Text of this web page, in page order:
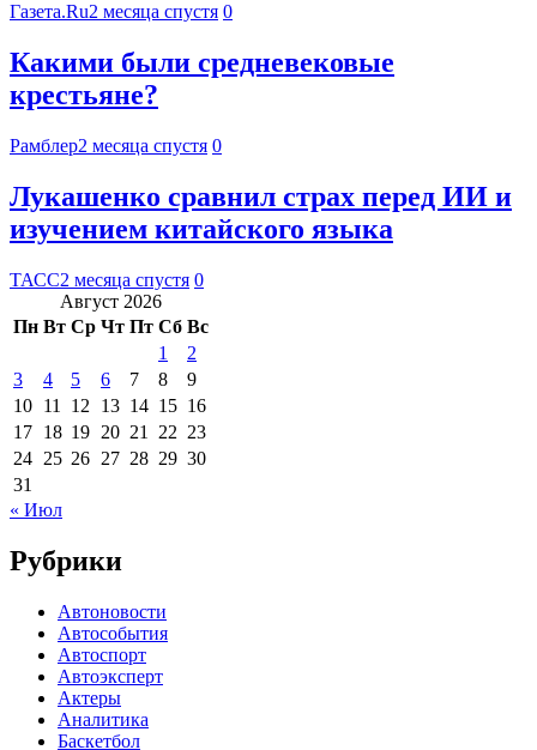
Газета.Ru2 месяца спустя 0
Какими были средневековые
крестьяне?
Рамблер2 месяца спустя 0
Лукашенко сравнил страх перед ИИ и
изучением китайского языка
ТАСС2 месяца спустя 0
Август 2026
Пн Вт Ср Чт Пт Сб Вс
1
2
3
4 5 6 7 8
9
10 11 12 13 14 15 16
17 18 19 20 21 22 23
24 25 26 27 28 29 30
31
« Июл
Рубрики
Автоновости
Автособытия
Автоспорт
Автоэксперт
Актеры
Аналитика
Баскетбол